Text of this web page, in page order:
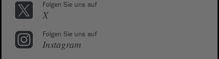
Folgen Sie uns auf
X
Folgen Sie uns auf
Instagram